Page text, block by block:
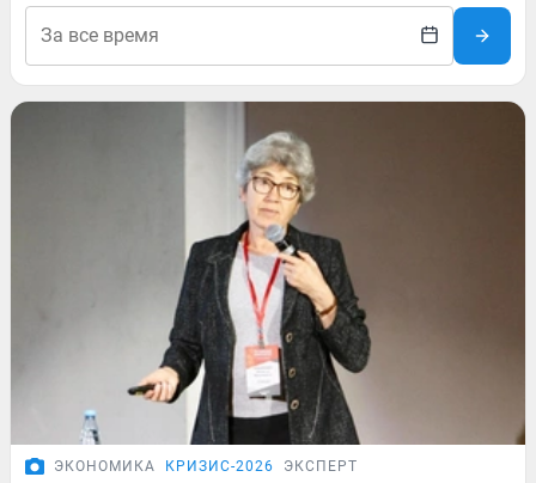
ЭКОНОМИКА КРИЗИС-2026 ЭКСПЕРТ